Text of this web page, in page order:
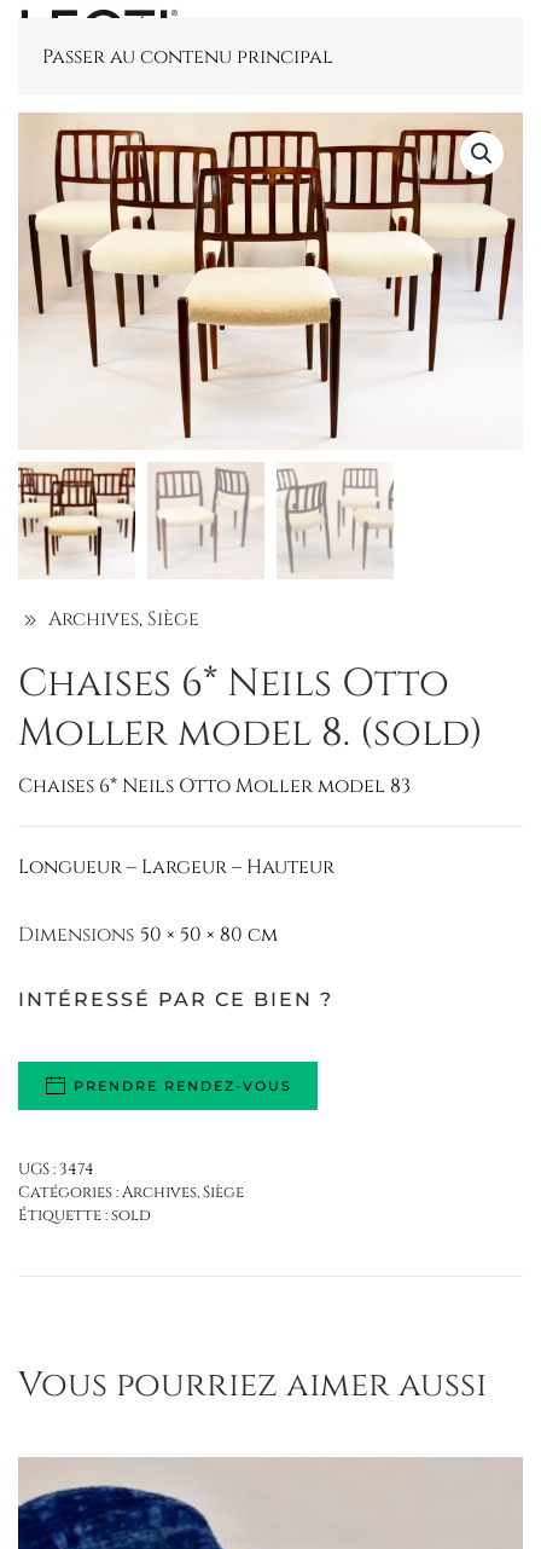
Passer au contenu principal
Archives, Siège
Chaises 6* Neils Otto
Moller model 8. (sold)
Chaises 6* Neils Otto Moller model 83
Longueur – Largeur – Hauteur
Dimensions 50 × 50 × 80 cm
INTÉRESSÉ PAR CE BIEN ?
PRENDRE RENDEZ-VOUS
UGS : 3474
Catégories :Archives,Siège
Étiquette :sold
Vous pourriez aimer aussi